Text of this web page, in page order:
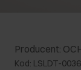
Producent:
Kod: LSLDT-